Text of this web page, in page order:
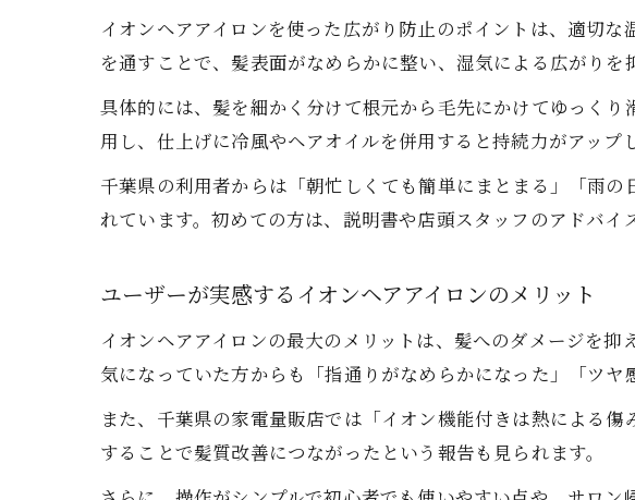
安い店
お得なイ
イオンヘアアイロンを使った広がり防止のポイントは、適切
を通すことで、髪表面がなめらかに整い、湿気による広がりを
具体的には、髪を細かく分けて根元から毛先にかけてゆっく
用し、仕上げに冷風やヘアオイルを併用すると持続力がアップし
千葉県の利用者からは「朝忙しくても簡単にまとまる」「雨
れています。初めての方は、説明書や店頭スタッフのアドバイ
ユーザーが実感するイオンヘアアイロンのメリット
イオンヘアアイロンの最大のメリットは、髪へのダメージを
気になっていた方からも「指通りがなめらかになった」「ツ
また、千葉県の家電量販店では「イオン機能付きは熱による
することで髪質改善につながったという報告も見られます。